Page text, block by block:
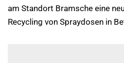
am Standort Bramsche eine
Recycling von Spraydosen in